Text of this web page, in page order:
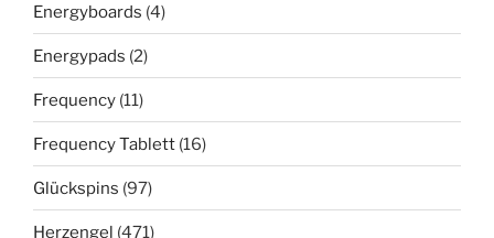
Energyboards (4)
Energypads (2)
Frequency (11)
Frequency Tablett (16)
Glückspins (97)
Herzengel (471)